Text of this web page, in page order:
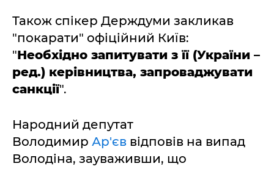
Також спікер Держдуми закликав
"покарати" офіційний Київ:
"Необхідно запитувати з її (України –
ред.) керівництва, запроваджувати
санкції".
Народний депутат
Володимир Ар'єв відповів на випад
Володіна, зауваживши, що